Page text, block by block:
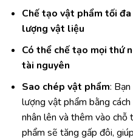
Chế tạo vật phẩm tối
lượng vật liệu
Có thể chế tạo mọi thứ
tài nguyên
Sao chép vật phẩm:
lượng vật phẩm bằng
nhân lên và thêm vào
phẩm sẽ tăng gấp đôi,